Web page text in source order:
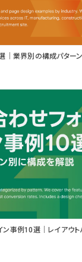
｜業界別の構成パターン
ン事例10選｜レイアウ